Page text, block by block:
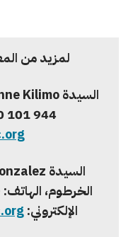
لمزيد من
السيدةKilimo
944 101 700
السيدة
الخرطوم، الهاتف:
الإلكتروني: